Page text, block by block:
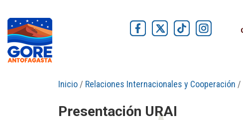
Inicio / Relaciones Internacionales y Cooperación /
Presentación URAI